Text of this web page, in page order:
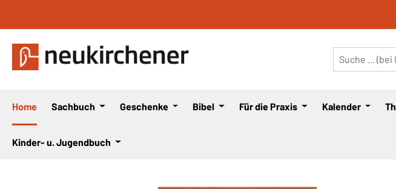
Home Sachbuch Geschenke Bibel Für die Praxis Kalender
Kinder- u. Jugendbuch